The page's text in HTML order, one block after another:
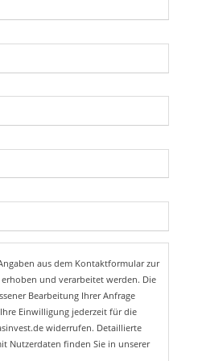
aus dem Kontaktformular zur
und verarbeitet werden. Die
Bearbeitung Ihrer Anfrage
Einwilligung jederzeit für die
widerrufen. Detaillierte
Nutzerdaten finden Sie in unserer